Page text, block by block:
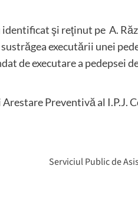
şi reţinut pe A.
executării unei
de executare a pedepsei
Preventivă al I.P.J.
Serviciul Public de